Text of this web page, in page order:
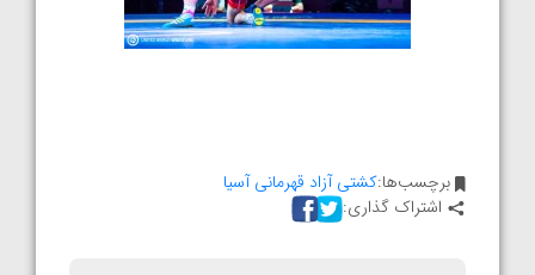
برچسب‌ها:کشتی آزاد قهرمانی آسیا
اشتراک گذاری: